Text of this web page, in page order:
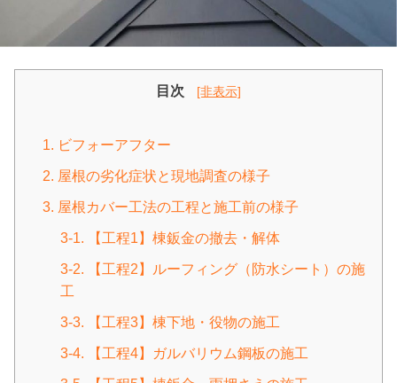
目次 [非表示]
1. ビフォーアフター
2. 屋根の劣化症状と現地調査の様子
3. 屋根カバー工法の工程と施工前の様子
3-1. 【工程1】棟鈑金の撤去・解体
3-2. 【工程2】ルーフィング（防水シート）の施
工
3-3. 【工程3】棟下地・役物の施工
3-4. 【工程4】ガルバリウム鋼板の施工